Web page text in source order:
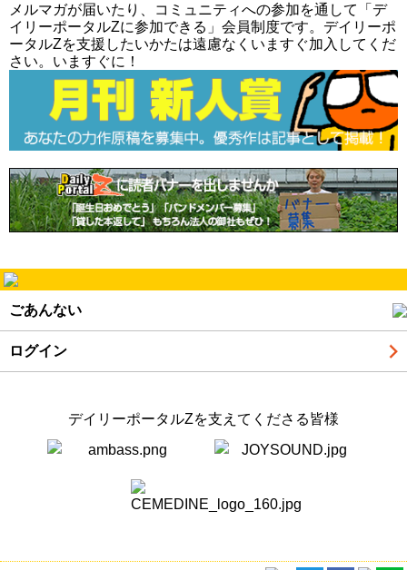
メルマガが届いたり、コミュニティへの参加を通して「デ
イリーポータルZに参加できる」会員制度です。デイリーポ
ータルZを支援したいかたは遠慮なくいますぐ加入してくだ
さい。いますぐに！
ごあんない
ログイン
デイリーポータルZを支えてくださる皆様